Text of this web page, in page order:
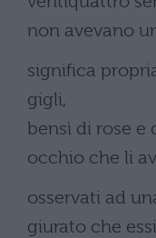
non avevano
significa
gigli,
bensì di rose e
occhio che li
osservati ad
giurato che